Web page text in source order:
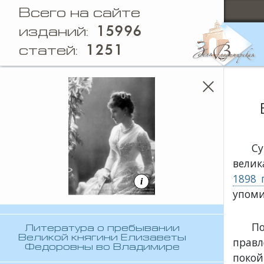
Всего на сайте
изданий: 15996
статей: 1251
i
Литература о пребывании
Великой княгини Елизаветы
Федоровны во Владимире
1898